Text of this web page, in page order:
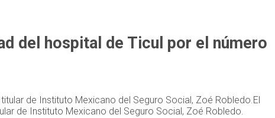
del hospital de Ticul por el número
de Instituto Mexicano del Seguro Social, Zoé Robledo.El
de Instituto Mexicano del Seguro Social, Zoé Robledo.